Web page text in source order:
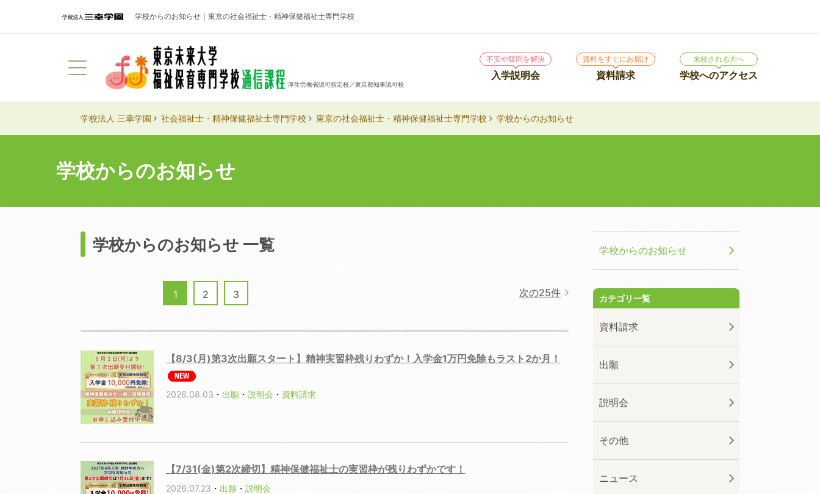
学校からのお知らせ｜ 東京の社会福祉士・精神保健福祉士専門学校
厚生労働省認可指定校／東京都知事認可校
不安や疑問を解決
入学説明会
資料をすぐにお届け
資料請求
来校される方へ
学校へのアクセス
学校法人 三幸学園 社会福祉士・精神保健福祉士専門学校 東京の社会福祉士・精神保健福祉士専門学校 学校からのお知らせ
学校からのお知らせ
学校からのお知らせ 一覧
1 2 3 次の25件
【8/3(月)第3次出願スタート】精神実習枠残りわずか！入学金1万円免除もラスト2か月！
NEW
2026.08.03 ・ 出願 ・ 説明会 ・ 資料請求
【7/31(金)第2次締切】精神保健福祉士の実習枠が残りわずかです！
2026.07.23 ・ 出願 ・ 説明会
学校からのお知らせ
カテゴリ一覧
資料請求
出願
説明会
その他
ニュース